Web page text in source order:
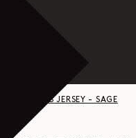
LINEN RIB JERSEY - SAGE